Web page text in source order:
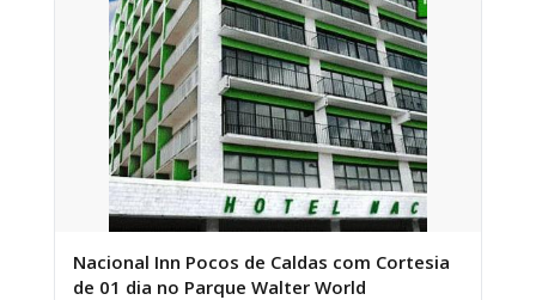
Nacional Inn Pocos de Caldas com Cortesia
de 01 dia no Parque Walter World